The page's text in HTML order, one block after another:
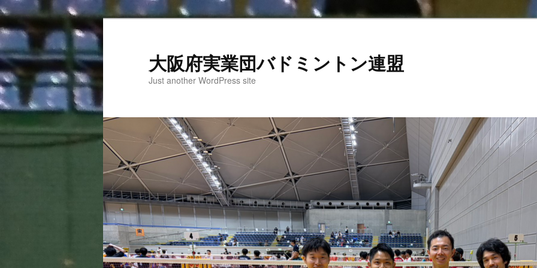
大阪府実業団バドミントン連盟
Just another WordPress site